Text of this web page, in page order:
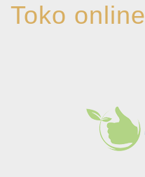
Toko online